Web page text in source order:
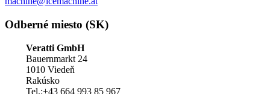
Odberné miesto (SK)
Veratti GmbH
Bauernmarkt 24
1010 Viedeň
Rakúsko
Tel.:+43 664 993 85 967